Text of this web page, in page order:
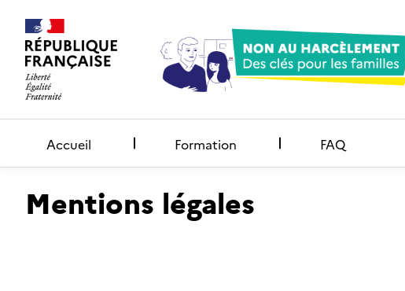
Accueil Formation FAQ
Mentions légales